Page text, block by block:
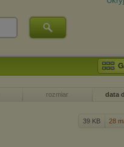
rozmiar data
39 KB 28